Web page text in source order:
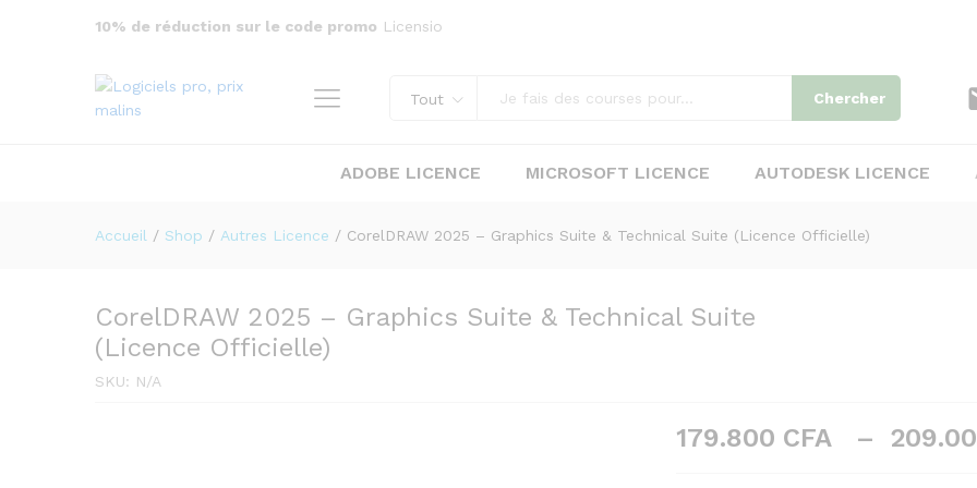
10% de réduction sur le code promo Licensio
Tout Chercher
ADOBE LICENCE MICROSOFT LICENCE AUTODESK LICENCE
Accueil / Shop / Autres Licence / CorelDRAW 2025 – Graphics Suite & Technical Suite (Licence Officielle)
CorelDRAW 2025 – Graphics Suite & Technical Suite
(Licence Officielle)
SKU: N/A
179.800 CFA –
CorelDRAW 2025 – Graphics Suite & Technical Suite (Licence
Officielle)